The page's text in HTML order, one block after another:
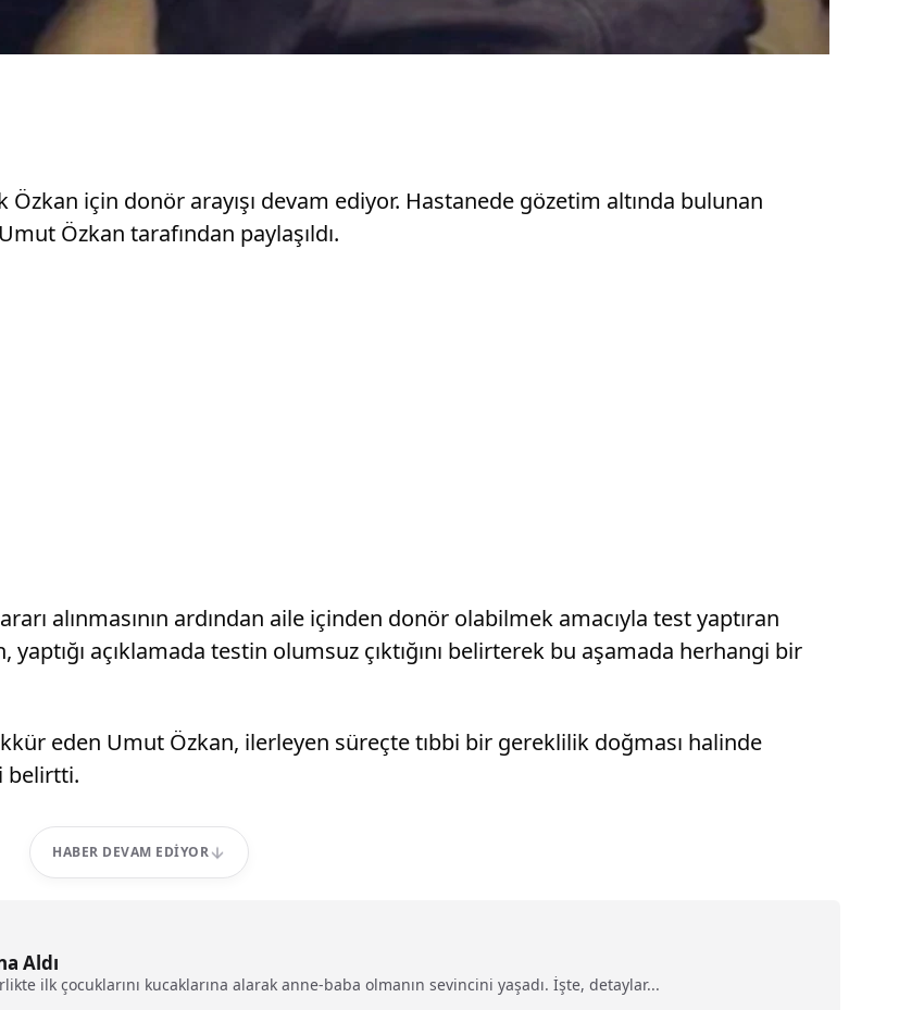
için donör arayışı devam ediyor. Hastanede gözetim altında bulunan
Özkan tarafından paylaşıldı.
alınmasının ardından aile içinden donör olabilmek amacıyla test yaptıran
açıklamada testin olumsuz çıktığını belirterek bu aşamada herhangi bir
eden Umut Özkan, ilerleyen süreçte tıbbi bir gereklilik doğması halinde
belirtti.
HABER DEVAM EDIYOR
Aldı
ilk çocuklarını kucaklarına alarak anne-baba olmanın sevincini yaşadı. İşte, detaylar...